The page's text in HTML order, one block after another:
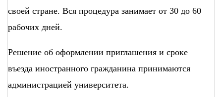
своей стране. Вся процедура занимает от 30 до 60
рабочих дней.
Решение об оформлении приглашения и сроке
въезда иностранного гражданина принимаются
администрацией университета.